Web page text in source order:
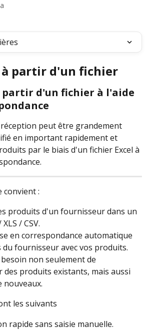
à partir d'un fichier
partir d'un fichier à l'aide
peut être grandement
en important rapidement et
par le biais d'un fichier Excel à
convient :
produits d'un fournisseur dans un
/ CSV.
en correspondance automatique
du fournisseur avec vos produits.
non seulement de
des produits existants, mais aussi
nouveaux.
les suivants
rapide sans saisie manuelle.